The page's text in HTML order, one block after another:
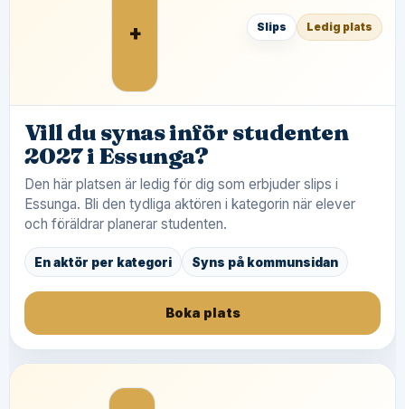
+ Slips Ledig plats
Vill du synas inför studenten
2027 i Essunga?
Den här platsen är ledig för dig som erbjuder slips i
Essunga. Bli den tydliga aktören i kategorin när elever
och föräldrar planerar studenten.
En aktör per kategori Syns på kommunsidan
Boka plats